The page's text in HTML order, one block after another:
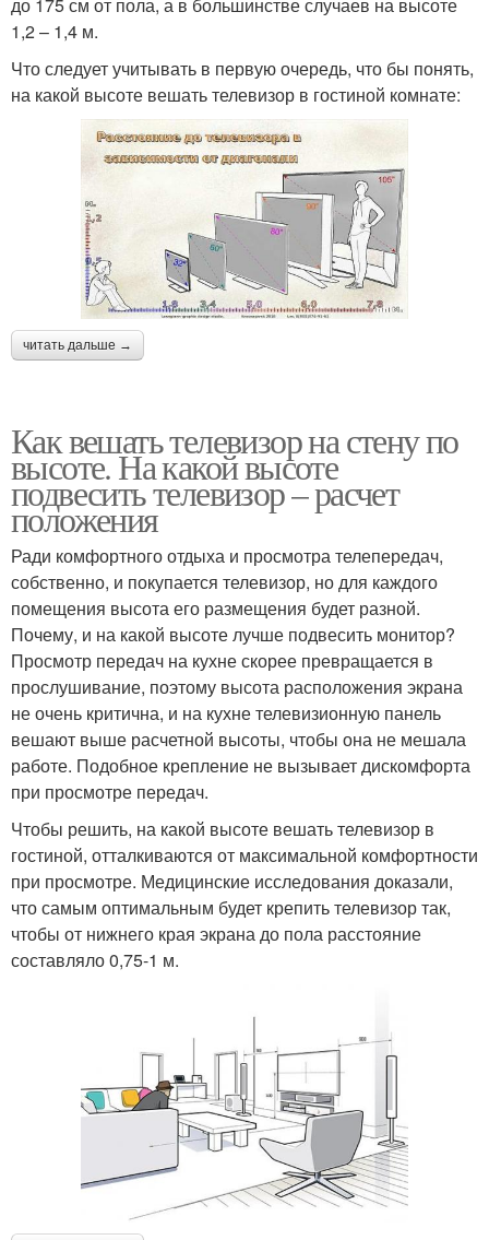
1,2 – 1,4 м.
Что следует учитывать в первую очередь, что бы понять,
на какой высоте вешать телевизор в гостиной комнате:
читать дальше →
Как вешать телевизор на стену по
высоте. На какой высоте
подвесить телевизор – расчет
положения
Ради комфортного отдыха и просмотра телепередач,
собственно, и покупается телевизор, но для каждого
помещения высота его размещения будет разной.
Почему, и на какой высоте лучше подвесить монитор?
Просмотр передач на кухне скорее превращается в
прослушивание, поэтому высота расположения экрана
не очень критична, и на кухне телевизионную панель
вешают выше расчетной высоты, чтобы она не мешала
работе. Подобное крепление не вызывает дискомфорта
при просмотре передач.
Чтобы решить, на какой высоте вешать телевизор в
гостиной, отталкиваются от максимальной комфортности
при просмотре. Медицинские исследования доказали,
что самым оптимальным будет крепить телевизор так,
чтобы от нижнего края экрана до пола расстояние
составляло 0,75-1 м.